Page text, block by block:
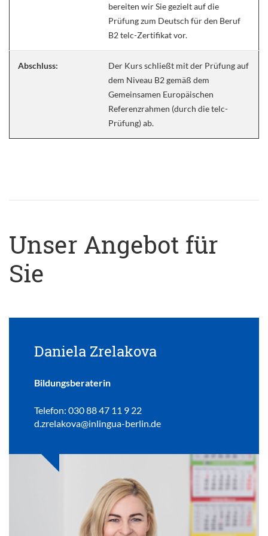
bereiten wir Sie gezielt auf die
Prüfung zum Deutsch für den Beruf
B2 telc-Zertifikat vor.
Abschluss:
Der Kurs schließt mit der Prüfung auf
dem Niveau B2 gemäß dem
Gemeinsamen Europäischen
Referenzrahmen (durch die telc-
Prüfung) ab.
Unser Angebot für
Sie
Daniela Zrelakova
Bildungsberaterin
Telefon: 030 88 47 11 9 22
d.zrelakova@inlingua-berlin.de